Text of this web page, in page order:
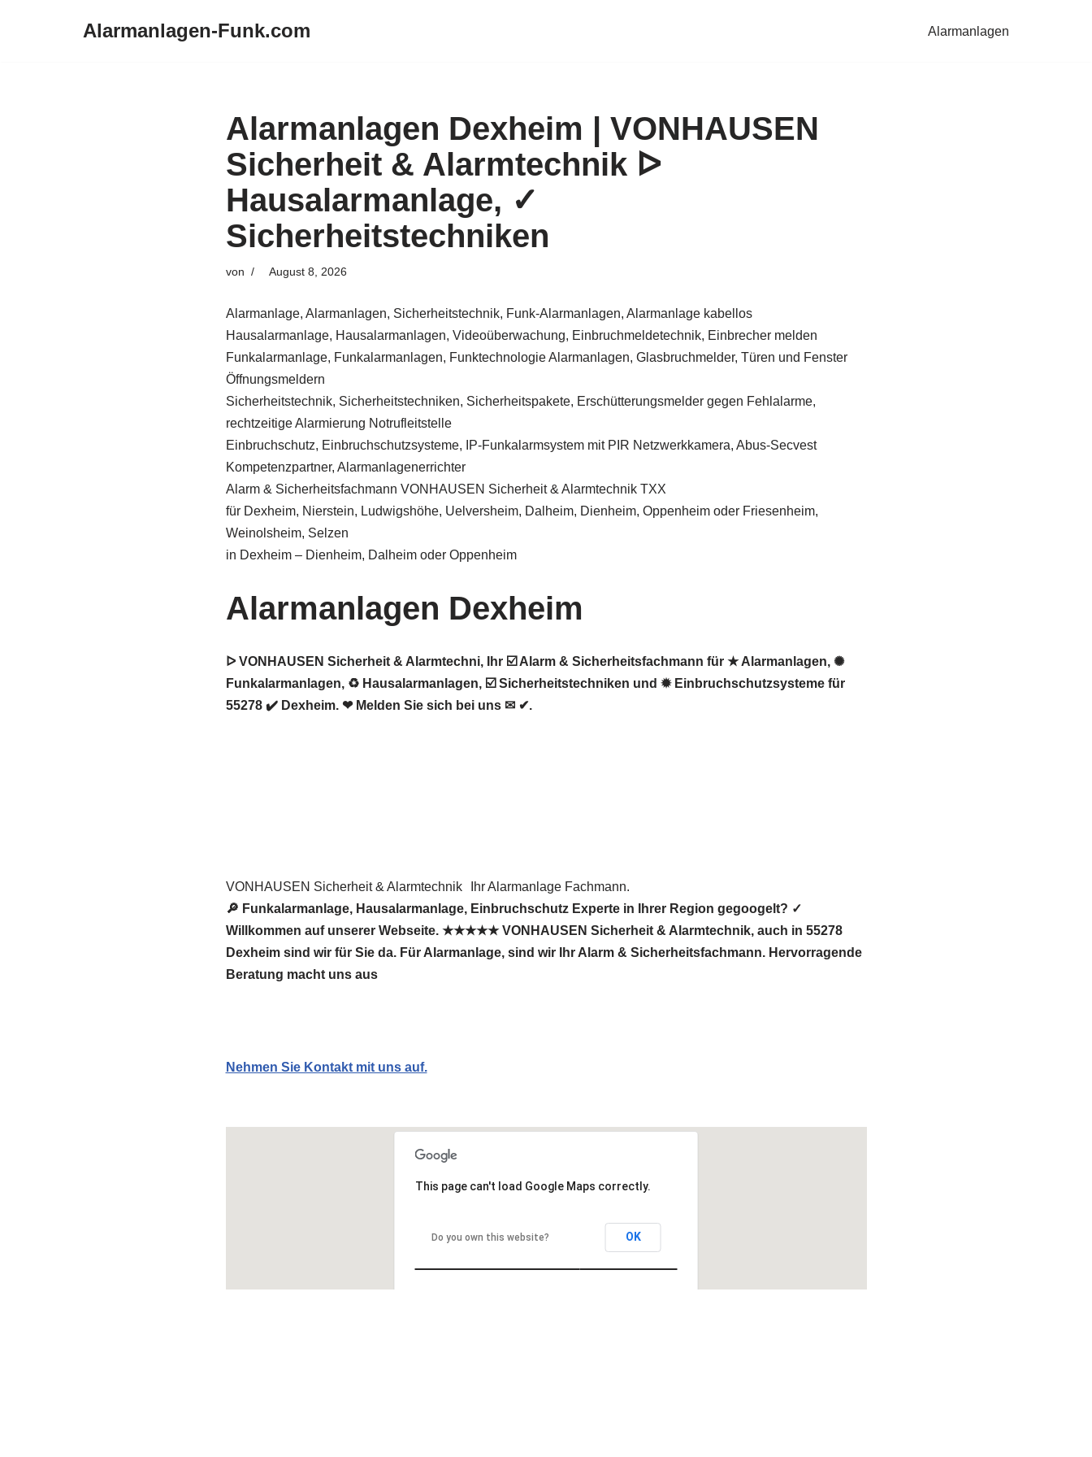
Alarmanlagen-Funk.com Alarmanlagen
Alarmanlagen Dexheim | VONHAUSEN
Sicherheit & Alarmtechnik ᐅ
Hausalarmanlage, ✓
Sicherheitstechniken
von August 8, 2026
Alarmanlage, Alarmanlagen, Sicherheitstechnik, Funk-Alarmanlagen, Alarmanlage kabellos
Hausalarmanlage, Hausalarmanlagen, Videoüberwachung, Einbruchmeldetechnik, Einbrecher melden
Funkalarmanlage, Funkalarmanlagen, Funktechnologie Alarmanlagen, Glasbruchmelder, Türen und Fenster
Öffnungsmeldern
Sicherheitstechnik, Sicherheitstechniken, Sicherheitspakete, Erschütterungsmelder gegen Fehlalarme,
rechtzeitige Alarmierung Notrufleitstelle
Einbruchschutz, Einbruchschutzsysteme, IP-Funkalarmsystem mit PIR Netzwerkkamera, Abus-Secvest
Kompetenzpartner, Alarmanlagenerrichter
Alarm & Sicherheitsfachmann VONHAUSEN Sicherheit & Alarmtechnik TXX
für Dexheim, Nierstein, Ludwigshöhe, Uelversheim, Dalheim, Dienheim, Oppenheim oder Friesenheim,
Weinolsheim, Selzen
in Dexheim – Dienheim, Dalheim oder Oppenheim
Alarmanlagen Dexheim
ᐅ VONHAUSEN Sicherheit & Alarmtechni, Ihr ☑️ Alarm & Sicherheitsfachmann für ★ Alarmanlagen, ✺
Funkalarmanlagen, ♻ Hausalarmanlagen, ☑️ Sicherheitstechniken und ✹ Einbruchschutzsysteme für
55278 ✔️ Dexheim. ❤ Melden Sie sich bei uns ✉ ✔.
VONHAUSEN Sicherheit & Alarmtechnik
Ihr Alarmanlage Fachmann.
🔎 Funkalarmanlage, Hausalarmanlage, Einbruchschutz Experte in Ihrer Region gegoogelt? ✓
Willkommen auf unserer Webseite. ★★★★★ VONHAUSEN Sicherheit & Alarmtechnik, auch in 55278
Dexheim sind wir für Sie da. Für Alarmanlage, sind wir Ihr Alarm & Sicherheitsfachmann. Hervorragende
Beratung macht uns aus
Nehmen Sie Kontakt mit uns auf.
This page can't load Google Maps correctly.
Do you own this website? OK